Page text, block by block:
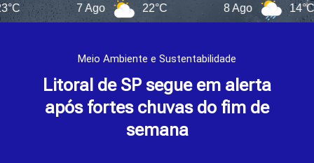
7 Ago 22°C 14°C
Meio Ambiente e Sustentabilidade
Litoral de SP segue em alerta
após fortes chuvas do fim de
semana